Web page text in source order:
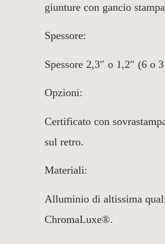
giunture con gancio
Spessore:
Spessore 2,3″ o 1,2″ (6 o
Opzioni:
Certificato con
sul retro.
Materiali:
Alluminio di altissima
ChromaLuxe®.